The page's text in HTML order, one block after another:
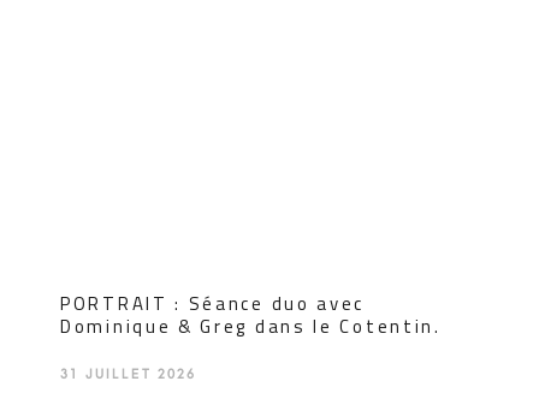
PORTRAIT : Séance duo avec
Dominique & Greg dans le Cotentin.
31 JUILLET 2026